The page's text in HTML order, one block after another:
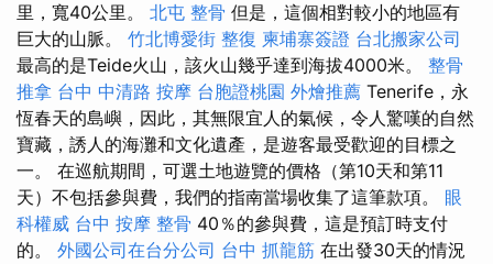
里，寬40公里。 北屯 整骨 但是，這個相對較小的地區有
巨大的山脈。 竹北博愛街 整復 柬埔寨簽證 台北搬家公司
最高的是Teide火山，該火山幾乎達到海拔4000米。 整骨
推拿 台中 中清路 按摩 台胞證桃園 外燴推薦 Tenerife，永
恆春天的島嶼，因此，其無限宜人的氣候，令人驚嘆的自然
寶藏，誘人的海灘和文化遺產，是遊客最受歡迎的目標之
一。 在巡航期間，可選土地遊覽的價格（第10天和第11
天）不包括參與費，我們的指南當場收集了這筆款項。 眼
科權威 台中 按摩 整骨 40％的參與費，這是預訂時支付
的。 外國公司在台分公司 台中 抓龍筋 在出發30天的情況